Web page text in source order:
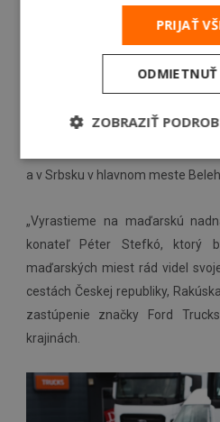
O niekoľko rokov neskôr bola
tá však už prekročila hranice
vstúpila v roku 2013.
VIARENT môžu zákazníci v
a v Srbsku v hlavnom meste
„Vyrastieme na maďarskú
konateľ Péter Stefkó, ktorý
maďarských miest rád videl
cestách Českej republiky,
zastúpenie značky Ford
krajinách.
PRIJAŤ
ODMIETNUŤ
ZOBRAZIŤ